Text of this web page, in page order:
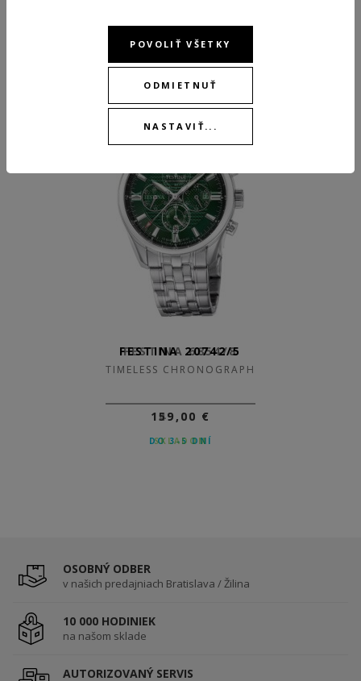
ODPORÚČANÉ PRODUKTY
FESTINA 6854/8
TIMELESS CHRONOGRAPH
149,00 €
SKLADOM
FESTINA 20742/5
TIMELESS CHRONOGRAPH
159,00 €
DO 3-5 DNÍ
OSOBNÝ ODBER
v našich predajniach Bratislava / Žilina
10 000 HODINIEK
na našom sklade
AUTORIZOVANÝ SERVIS
POVOLIŤ VŠETKY
ODMIETNUŤ
NASTAVIŤ...